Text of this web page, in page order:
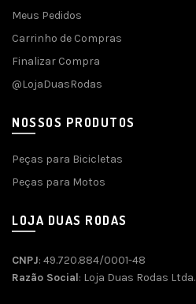
Meus Pedidos
Carrinho de Compras
Finalizar Compra
@LojaDuasRodas
NOSSOS PRODUTOS
Peças para Bicicletas
Peças para Motos
LOJA DUAS RODAS
CNPJ: 49.720.884/0001-48
Razão Social: Loja Duas Rodas Ltda.